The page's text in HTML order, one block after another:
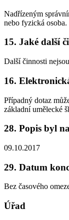
Nadřízeným
nebo fyzická osoba.
15. Jaké další
Další činnosti
16.
Případný dotaz
základní umělecké
28. Popis byl
09.10.2017
29. Datum
Bez časového
Úřad